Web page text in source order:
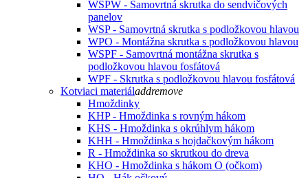
WSPW - Samovrtná skrutka do sendvičových
panelov
WSP - Samovrtná skrutka s podložkovou hlavou
WPO - Montážna skrutka s podložkovou hlavou
WSPF - Samovrtná montážna skrutka s
podložkovou hlavou fosfátová
WPF - Skrutka s podložkovou hlavou fosfátová
Kotviaci materiáladdremove
Hmoždinky
KHP - Hmoždinka s rovným hákom
KHS - Hmoždinka s okrúhlym hákom
KHH - Hmoždinka s hojdačkovým hákom
R - Hmoždinka so skrutkou do dreva
KHO - Hmoždinka s hákom O (očkom)